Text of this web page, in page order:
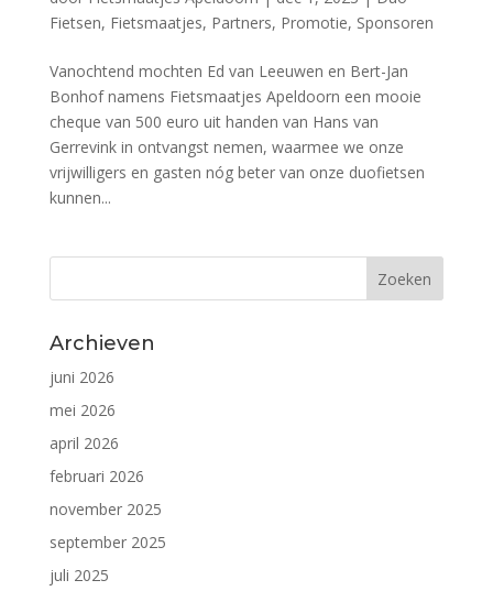
Fietsen, Fietsmaatjes, Partners, Promotie, Sponsoren
Vanochtend mochten Ed van Leeuwen en Bert-Jan
Bonhof namens Fietsmaatjes Apeldoorn een mooie
cheque van 500 euro uit handen van Hans van
Gerrevink in ontvangst nemen, waarmee we onze
vrijwilligers en gasten nóg beter van onze duofietsen
kunnen...
Archieven
juni 2026
mei 2026
april 2026
februari 2026
november 2025
september 2025
juli 2025